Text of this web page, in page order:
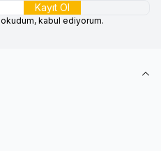
Kayıt Ol
okudum, kabul ediyorum.